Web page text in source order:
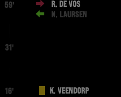
59'
R. DE VOS
N. LAURSEN
31'
16' K. VEENDORP